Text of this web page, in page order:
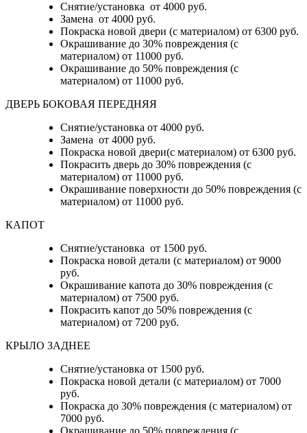
Снятие/установка от 4000 руб.
Замена от 4000 руб.
Покраска новой двери (с материалом) от 6300 руб.
Окрашивание до 30% повреждения (с
материалом) от 11000 руб.
Окрашивание до 50% повреждения (с
материалом) от 11000 руб.
ДВЕРЬ БОКОВАЯ ПЕРЕДНЯЯ
Снятие/установка от 4000 руб.
Замена от 4000 руб.
Покраска новой двери(с материалом) от 6300 руб.
Покрасить дверь до 30% повреждения (с
материалом) от 11000 руб.
Окрашивание поверхности до 50% повреждения (с
материалом) от 11000 руб.
КАПОТ
Снятие/установка от 1500 руб.
Покраска новой детали (с материалом) от 9000
руб.
Окрашивание капота до 30% повреждения (с
материалом) от 7500 руб.
Покрасить капот до 50% повреждения (с
материалом) от 7200 руб.
КРЫЛО ЗАДНЕЕ
Снятие/установка от 1500 руб.
Покраска новой детали (с материалом) от 7000
руб.
Покраска до 30% повреждения (с материалом) от
7000 руб.